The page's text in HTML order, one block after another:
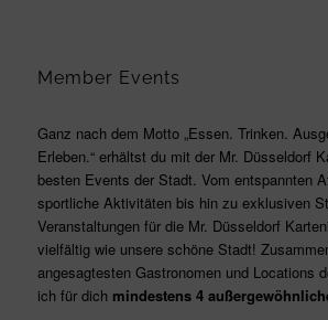
Member Events
Ganz nach dem Motto „Essen. Trinken.
Erleben.“ erhältst du mit der Mr. Düsseldorf
besten Events der Stadt. Vom entspannten
sportliche Aktivitäten bis hin zu exklusiven
Veranstaltungen für die Mr. Düsseldorf
vielfältig wie unsere schöne Stadt!
angesagtesten Gastronomen und Locations
ich für dich mindestens 4